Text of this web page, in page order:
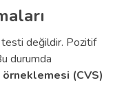
testi değildir. Pozitif
durumda
(CVS)